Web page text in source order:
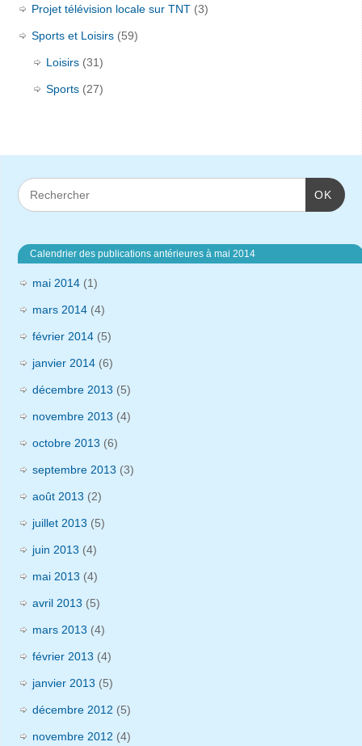
Projet télévision locale sur TNT (3)
Sports et Loisirs (59)
Loisirs (31)
Sports (27)
OK
Calendrier des publications antérieures à mai 2014
mai 2014 (1)
mars 2014 (4)
février 2014 (5)
janvier 2014 (6)
décembre 2013 (5)
novembre 2013 (4)
octobre 2013 (6)
septembre 2013 (3)
août 2013 (2)
juillet 2013 (5)
juin 2013 (4)
mai 2013 (4)
avril 2013 (5)
mars 2013 (4)
février 2013 (4)
janvier 2013 (5)
décembre 2012 (5)
novembre 2012 (4)